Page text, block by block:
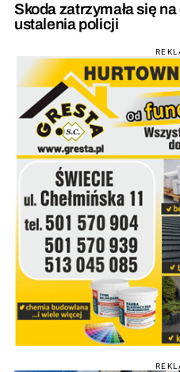
Skoda zatrzymała się
ustalenia policji